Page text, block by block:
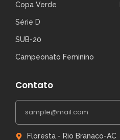
Copa Verde
Série D
SUB-20
Campeonato Feminino
Contato
Floresta - Rio Branaco-AC